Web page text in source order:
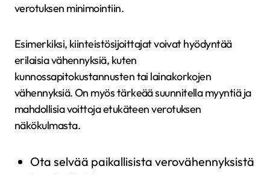
verotuksen minimointiin.
Esimerkiksi, kiinteistösijoittajat voivat hyödyntää
erilaisia vähennyksiä, kuten
kunnossapitokustannusten tai lainakorkojen
vähennyksiä. On myös tärkeää suunnitella myyntiä ja
mahdollisia voittoja etukäteen verotuksen
näkökulmasta.
Ota selvää paikallisista verovähennyksistä